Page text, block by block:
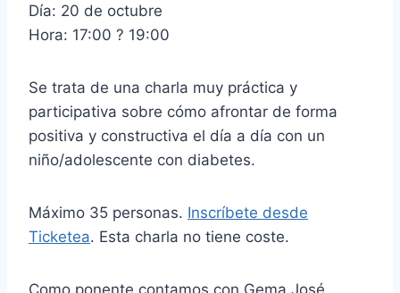
Día: 20 de octubre
Hora: 17:00 ? 19:00
Se trata de una charla muy práctica y
participativa sobre cómo afrontar de forma
positiva y constructiva el día a día con un
niño/adolescente con diabetes.
Máximo 35 personas. Inscríbete desde
Ticketea. Esta charla no tiene coste.
Como ponente contamos con Gema José